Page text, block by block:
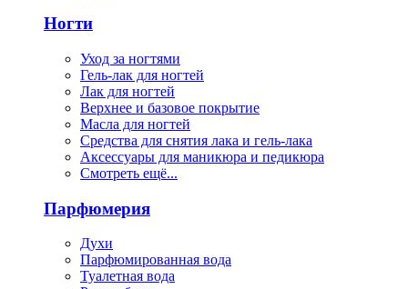
Ногти
Уход за ногтями
Гель-лак для ногтей
Лак для ногтей
Верхнее и базовое покрытие
Масла для ногтей
Средства для снятия лака и гель-лака
Аксессуары для маникюра и педикюра
Смотреть ещё...
Парфюмерия
Духи
Парфюмированная вода
Туалетная вода